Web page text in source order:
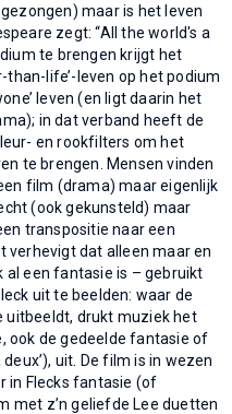
maar is het leven
zegt: “All the world's a
te brengen krijgt het
than-life’-leven op het podium
leven (en ligt daarin het
in dat verband heeft de
en rookfilters om het
te brengen. Mensen vinden
film (drama) maar eigenlijk
(ook gekunsteld) maar
transpositie naar een
verhevigt dat alleen maar en
een fantasie is – gebruikt
uit te beelden: waar de
uitbeeldt, drukt muziek het
ook de gedeelde fantasie of
uit. De film is in wezen
in Flecks fantasie (of
met z’n geliefde Lee duetten